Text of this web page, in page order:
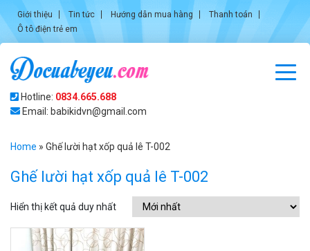
Giới thiệu Tin tức Hướng dẫn mua hàng
Thanh toán
Ô tô điện trẻ em
Hotline: 0834.665.688
Email: babikidvn@gmail.com
Home » Ghế lười hạt xốp quả lê T-002
Ghế lười hạt xốp quả lê T-002
Hiển thị kết quả duy nhất